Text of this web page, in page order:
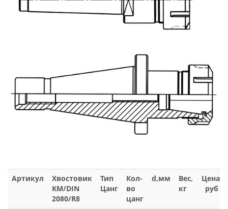
Артикул
Хвостовик
KM/DIN
2080/R8
Тип
Цанг
Кол-
во
цанг
d,мм
Вес,
кг
Цена,
руб